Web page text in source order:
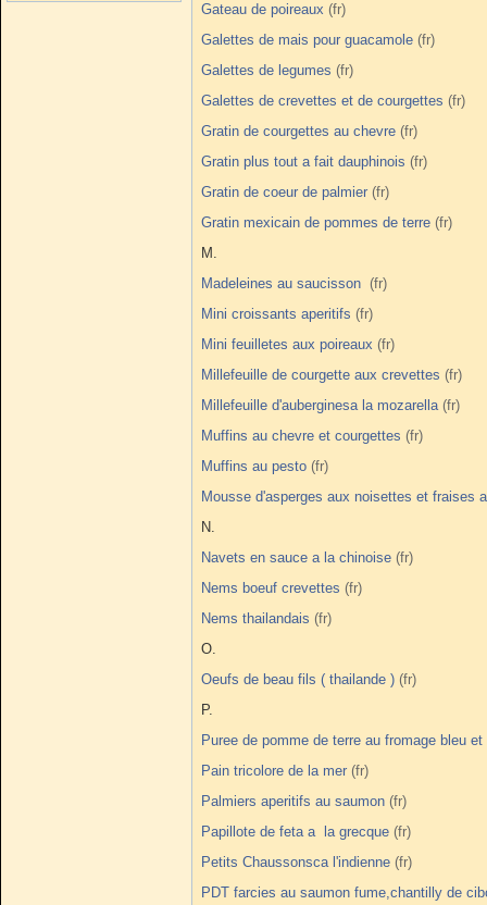
Gateau de poireaux
Galettes de mais pour guacamole
Galettes de legumes
Galettes de crevettes et de courgettes
Gratin de courgettes au chevre
Gratin plus tout a fait dauphinois
Gratin de coeur de palmier
Gratin mexicain de pommes de terre
M.
Madeleines au saucisson
Mini croissants aperitifs
Mini feuilletes aux poireaux
Millefeuille de courgette aux crevettes
Millefeuille d'auberginesa la mozarella
Muffins au chevre et courgettes
Muffins au pesto
Mousse d'asperges aux noisettes et fraises
N.
Navets en sauce a la chinoise
Nems boeuf crevettes
Nems thailandais
O.
Oeufs de beau fils ( thailande )
P.
Puree de pomme de terre au fromage bleu
Pain tricolore de la mer
Palmiers aperitifs au saumon
Papillote de feta a la grecque
Petits Chaussonsca l'indienne
PDT farcies au saumon fume,chantilly de